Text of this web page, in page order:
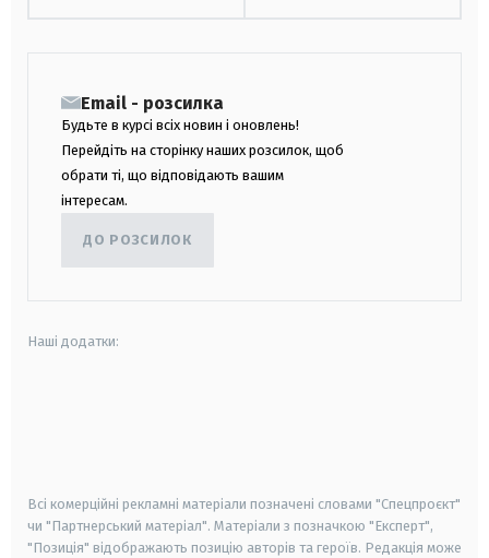
Email - розсилка
Будьте в курсі всіх новин і оновлень!
Перейдіть на сторінку наших розсилок, щоб
обрати ті, що відповідають вашим
інтересам.
ДО РОЗСИЛОК
Наші додатки:
Всі комерційні рекламні матеріали позначені словами "Спецпроєкт"
чи "Партнерський матеріал". Матеріали з позначкою "Експерт",
"Позиція" відображають позицію авторів та героїв. Редакція може